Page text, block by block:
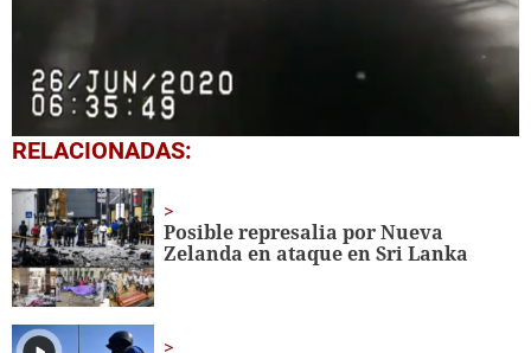
0
seconds
1
minute,
12
seconds
RELACIONADAS:
Posible represalia por Nueva
Zelanda en ataque en Sri Lanka